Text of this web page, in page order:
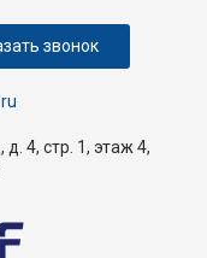
4, стр. 1, этаж 4,
звонок